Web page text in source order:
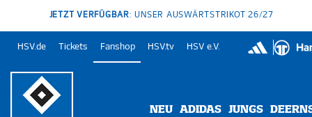
JETZT VERFÜGBAR: UNSER AUSWÄRTSTRIKOT 26/27
HSV.de Tickets Fanshop HSV.tv HSV e.V.
NEU ADIDAS JUNGS